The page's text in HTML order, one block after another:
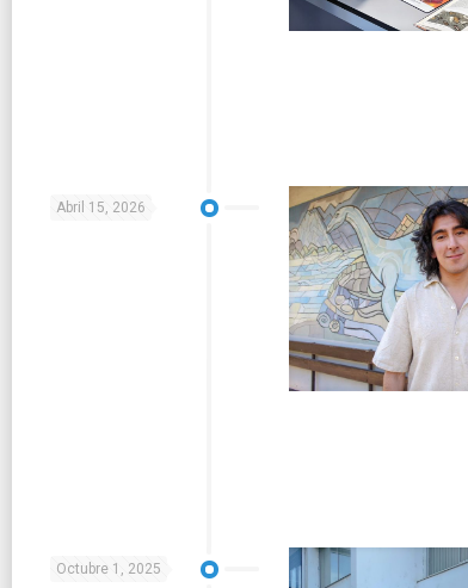
Abril 15, 2026
Octubre 1, 2025